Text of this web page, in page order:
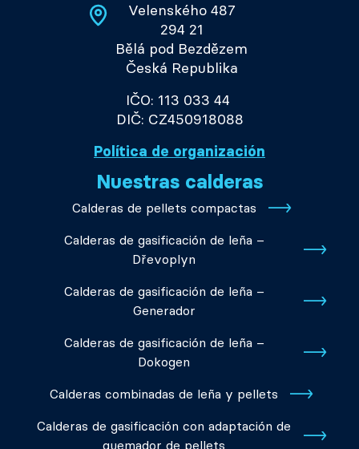
Velenského 487
294 21
Bělá pod Bezdězem
Česká Republika
IČO: 113 033 44
DIČ: CZ450918088
Política de organización
Nuestras calderas
Calderas de pellets compactas
Calderas de gasificación de leña –
Dřevoplyn
Calderas de gasificación de leña –
Generador
Calderas de gasificación de leña –
Dokogen
Calderas combinadas de leña y pellets
Calderas de gasificación con adaptación de
quemador de pellets